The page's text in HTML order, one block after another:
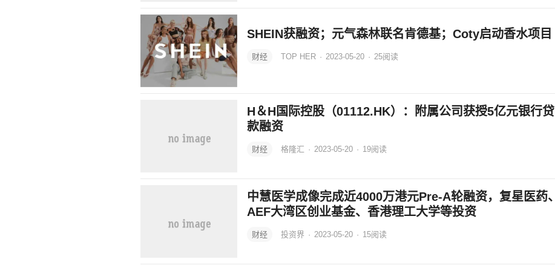
SHEIN获融资；元气森林联名肯德基；Coty启动香水项目
财经 TOP HER · 2023-05-20 · 25阅读
H＆H国际控股（01112.HK）：附属公司获授5亿元银行贷
款融资
财经 格隆汇 · 2023-05-20 · 19阅读
中慧医学成像完成近4000万港元Pre-A轮融资，复星医药、
AEF大湾区创业基金、香港理工大学等投资
财经 投资界 · 2023-05-20 · 15阅读